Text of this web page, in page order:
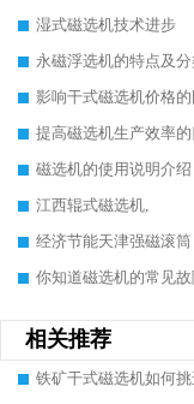
湿式磁选机技术进步
永磁浮选机的特点及
影响干式磁选机价格
磁选机的使用说明介绍
江西辊式磁选机,
经济节能天津强磁滚筒
你知道磁选机的常见
相关推荐